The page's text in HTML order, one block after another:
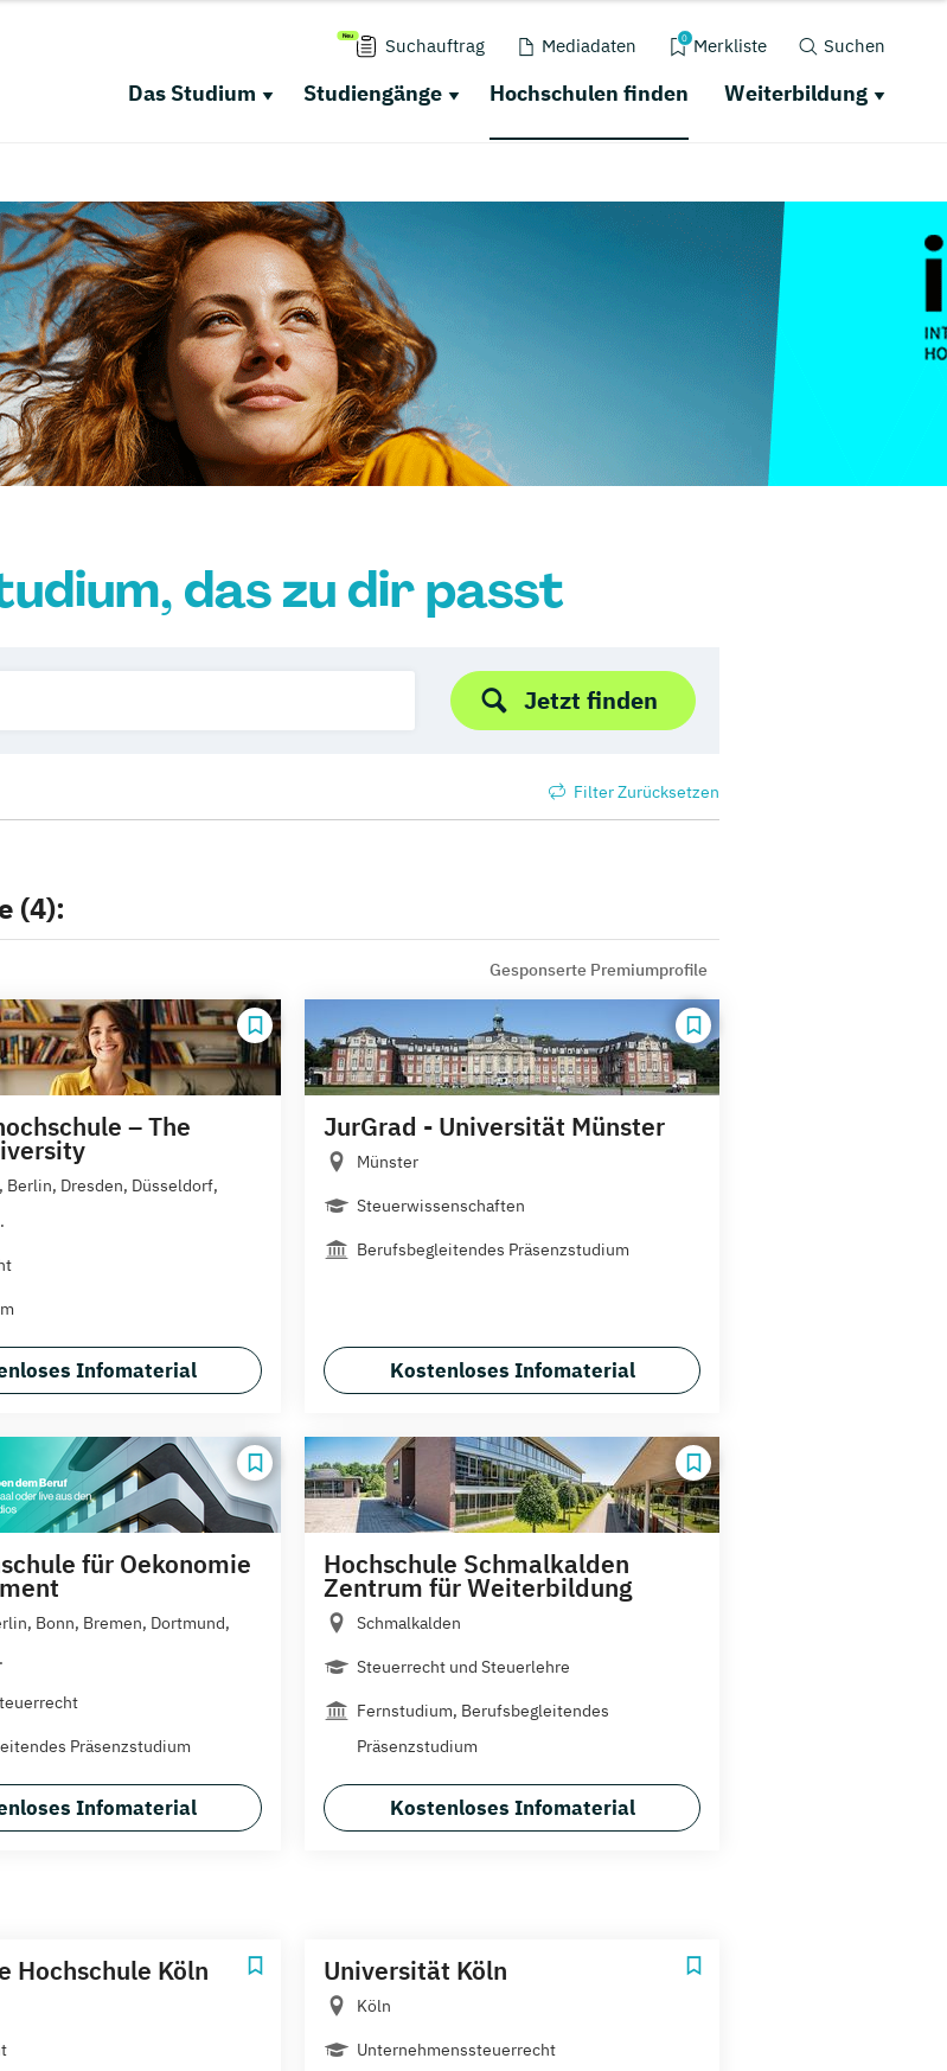
Suchauftrag Mediadaten 0 Merkliste Suchen
Das Studium Studiengänge Hochschulen finden Weiterbildung
das zu dir passt
Jetzt finden
Filter Zurücksetzen
(4):
Gesponserte Premiumprofile
– The
Berlin, Dresden, Düsseldorf,
Infomaterial
JurGrad - Universität Münster
Münster
Steuerwissenschaften
Berufsbegleitendes Präsenzstudium
Kostenloses Infomaterial
für Oekonomie
Bonn, Bremen, Dortmund,
Präsenzstudium
Infomaterial
Hochschule Schmalkalden
Zentrum für Weiterbildung
Schmalkalden
Steuerrecht und Steuerlehre
Fernstudium, Berufsbegleitendes
Präsenzstudium
Kostenloses Infomaterial
Hochschule Köln Universität Köln
Köln
Unternehmenssteuerrecht